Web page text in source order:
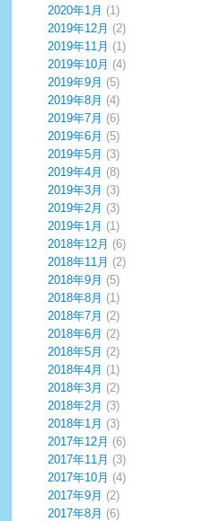
2020年1月 (1)
2019年12月 (2)
2019年11月 (1)
2019年10月 (4)
2019年9月 (5)
2019年8月 (4)
2019年7月 (6)
2019年6月 (5)
2019年5月 (3)
2019年4月 (8)
2019年3月 (3)
2019年2月 (3)
2019年1月 (1)
2018年12月 (6)
2018年11月 (2)
2018年9月 (5)
2018年8月 (1)
2018年7月 (2)
2018年6月 (2)
2018年5月 (2)
2018年4月 (1)
2018年3月 (2)
2018年2月 (3)
2018年1月 (3)
2017年12月 (6)
2017年11月 (3)
2017年10月 (4)
2017年9月 (2)
2017年8月 (6)